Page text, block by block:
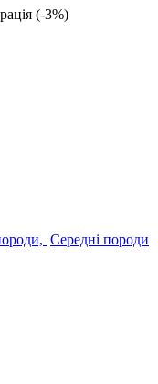
(-3%)
Середні породи